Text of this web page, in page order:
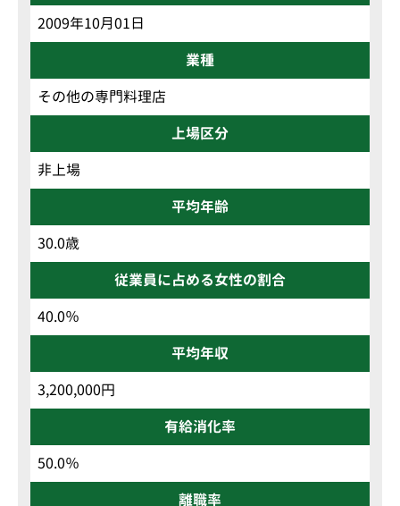
2009年10月01日
業種
その他の専門料理店
上場区分
非上場
平均年齢
30.0歳
従業員に占める女性の割合
40.0％
平均年収
3,200,000円
有給消化率
50.0％
離職率